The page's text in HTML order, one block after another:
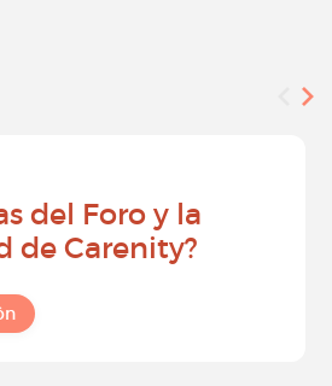
del Foro y la
de Carenity?